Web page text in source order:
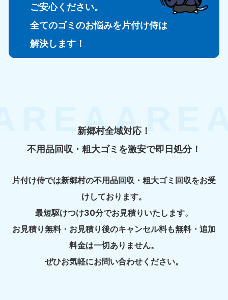
ご安心ください。
全てのゴミのお悩みを片付け侍は
解決します！
新郷村全域対応！
不用品回収・粗大ゴミを激安で即日処分！
片付け侍では新郷村の不用品回収・粗大ゴミ回収をお受
けしております。
最短駆けつけ30分でお見積りいたします。
お見積り無料・お見積り後のキャンセル料も無料・追加
料金は一切ありません。
ぜひお気軽にお問い合わせください。